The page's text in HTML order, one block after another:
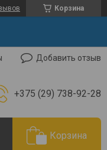
Корзина
Добавить отзыв
+375 (29) 738-92-28
Корзина